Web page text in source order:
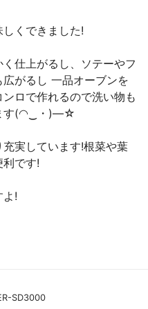
くできました!
仕上がるし、ソテーやフ
がるし 一品オーブンを
ロで作れるので洗い物も
ます(◠‿・)—☆
実しています!根菜や葉
です!
よ!
SD3000